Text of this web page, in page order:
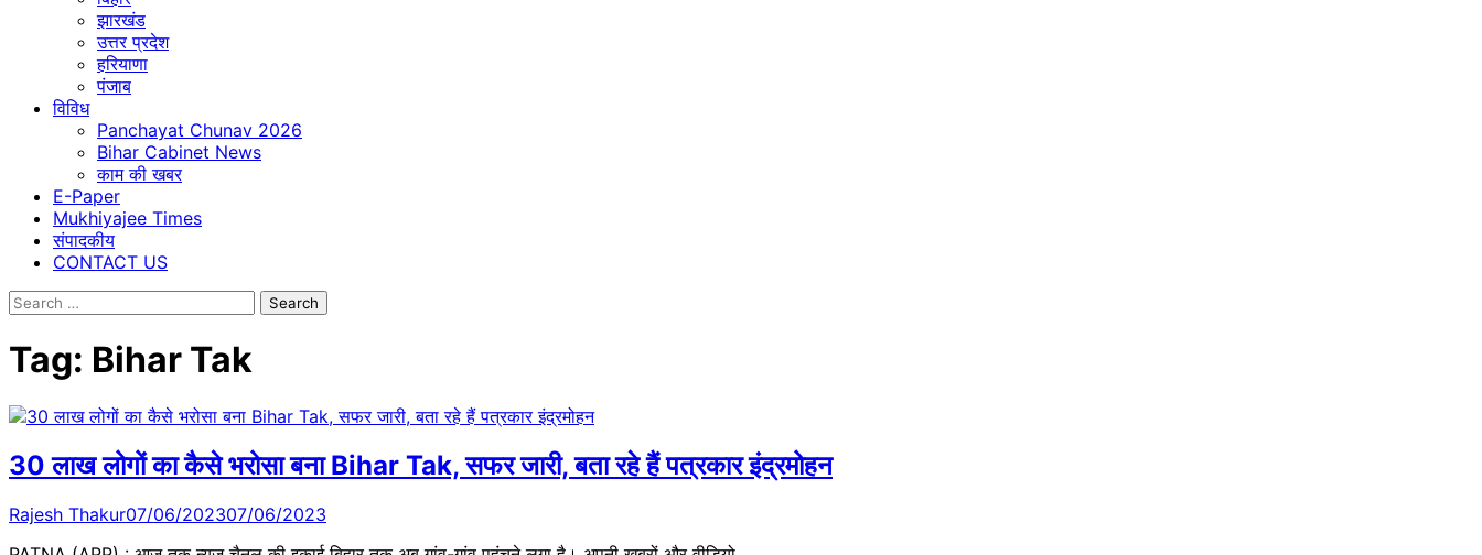
झारखंड
उत्तर प्रदेश
हरियाणा
पंजाब
विविध
Panchayat Chunav 2026
Bihar Cabinet News
काम की खबर
E-Paper
Mukhiyajee Times
संपादकीय
CONTACT US
Search
Tag: Bihar Tak
30 लाख लोगों का कैसे भरोसा बना Bihar Tak, सफर जारी, बता रहे हैं पत्रकार इंद्रमोहन
Rajesh Thakur07/06/202307/06/2023